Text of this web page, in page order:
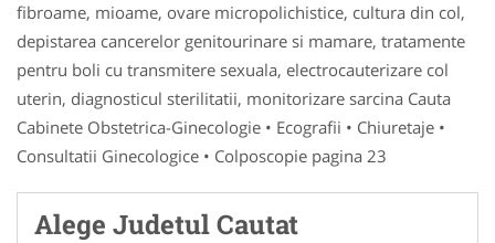
fibroame, mioame, ovare micropolichistice, cultura din col,
depistarea cancerelor genitourinare si mamare, tratamente
pentru boli cu transmitere sexuala, electrocauterizare col
uterin, diagnosticul sterilitatii, monitorizare sarcina Cauta
Cabinete Obstetrica-Ginecologie • Ecografii • Chiuretaje •
Consultatii Ginecologice • Colposcopie pagina 23
Alege Judetul Cautat